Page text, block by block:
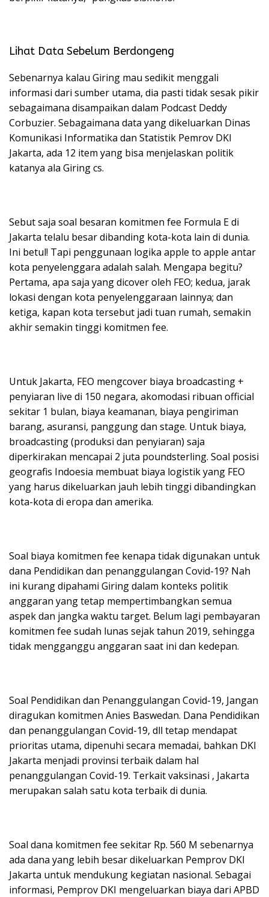
Lihat Data Sebelum Berdongeng
Sebenarnya kalau Giring mau sedikit menggali
informasi dari sumber utama, dia pasti tidak sesak pikir
sebagaimana disampaikan dalam Podcast Deddy
Corbuzier. Sebagaimana data yang dikeluarkan Dinas
Komunikasi Informatika dan Statistik Pemrov DKI
Jakarta, ada 12 item yang bisa menjelaskan politik
katanya ala Giring cs.
Sebut saja soal besaran komitmen fee Formula E di
Jakarta telalu besar dibanding kota-kota lain di dunia.
Ini betul! Tapi penggunaan logika apple to apple antar
kota penyelenggara adalah salah. Mengapa begitu?
Pertama, apa saja yang dicover oleh FEO; kedua, jarak
lokasi dengan kota penyelenggaraan lainnya; dan
ketiga, kapan kota tersebut jadi tuan rumah, semakin
akhir semakin tinggi komitmen fee.
Untuk Jakarta, FEO mengcover biaya broadcasting +
penyiaran live di 150 negara, akomodasi ribuan official
sekitar 1 bulan, biaya keamanan, biaya pengiriman
barang, asuransi, panggung dan stage. Untuk biaya,
broadcasting (produksi dan penyiaran) saja
diperkirakan mencapai 2 juta poundsterling. Soal posisi
geografis Indoesia membuat biaya logistik yang FEO
yang harus dikeluarkan jauh lebih tinggi dibandingkan
kota-kota di eropa dan amerika.
Soal biaya komitmen fee kenapa tidak digunakan untuk
dana Pendidikan dan penanggulangan Covid-19? Nah
ini kurang dipahami Giring dalam konteks politik
anggaran yang tetap mempertimbangkan semua
aspek dan jangka waktu target. Belum lagi pembayaran
komitmen fee sudah lunas sejak tahun 2019, sehingga
tidak mengganggu anggaran saat ini dan kedepan.
Soal Pendidikan dan Penanggulangan Covid-19, Jangan
diragukan komitmen Anies Baswedan. Dana Pendidikan
dan penanggulangan Covid-19, dll tetap mendapat
prioritas utama, dipenuhi secara memadai, bahkan DKI
Jakarta menjadi provinsi terbaik dalam hal
penanggulangan Covid-19. Terkait vaksinasi , Jakarta
merupakan salah satu kota terbaik di dunia.
Soal dana komitmen fee sekitar Rp. 560 M sebenarnya
ada dana yang lebih besar dikeluarkan Pemprov DKI
Jakarta untuk mendukung kegiatan nasional. Sebagai
informasi, Pemprov DKI mengeluarkan biaya dari APBD